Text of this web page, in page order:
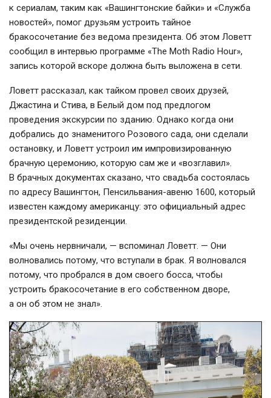
к сериалам, таким как «Вашингтонские байки» и «Служба
новостей», помог друзьям устроить тайное
бракосочетание без ведома президента. Об этом Ловетт
сообщил в интервью программе «The Moth Radio Hour»,
запись которой вскоре должна быть выложена в сети.
Ловетт рассказал, как тайком провел своих друзей,
Джастина и Стива, в Белый дом под предлогом
проведения экскурсии по зданию. Однако когда они
добрались до знаменитого Розового сада, они сделали
остановку, и Ловетт устроил им импровизированную
брачную церемонию, которую сам же и «возглавил».
В брачных документах сказано, что свадьба состоялась
по адресу Вашингтон, Пенсильвания-авеню 1600, который
известен каждому американцу: это официальный адрес
президентской резиденции.
«Мы очень нервничали, — вспоминал Ловетт. — Они
волновались потому, что вступали в брак. Я волновался
потому, что пробрался в дом своего босса, чтобы
устроить бракосочетание в его собственном дворе,
а он об этом не знал».